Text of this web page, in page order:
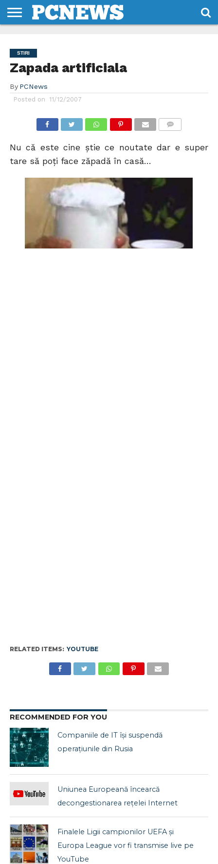
NOI
SI
CONDITII
STIRI
Zapada artificiala
By PCNews
Posted on 11/12/2007
Nu că este cine ştie ce noutate dar e super
tare să poţi face zăpadă în casă…
RELATED ITEMS: YOUTUBE
RECOMMENDED FOR YOU
Companiile de IT își suspendă
operațiunile din Rusia
Uniunea Europeană încearcă
decongestionarea rețelei Internet
Finalele Ligii campionilor UEFA și
Europa League vor fi transmise live pe
YouTube